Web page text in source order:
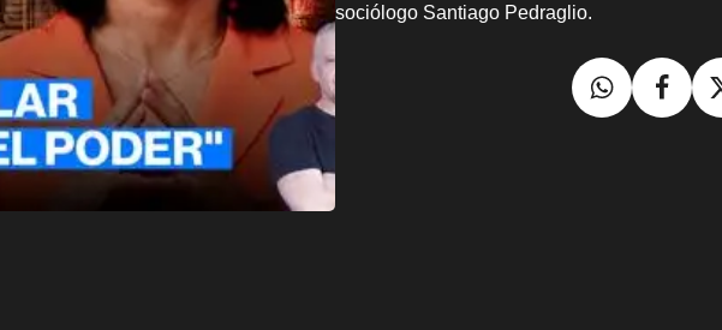
sociólogo Santiago Pedraglio.